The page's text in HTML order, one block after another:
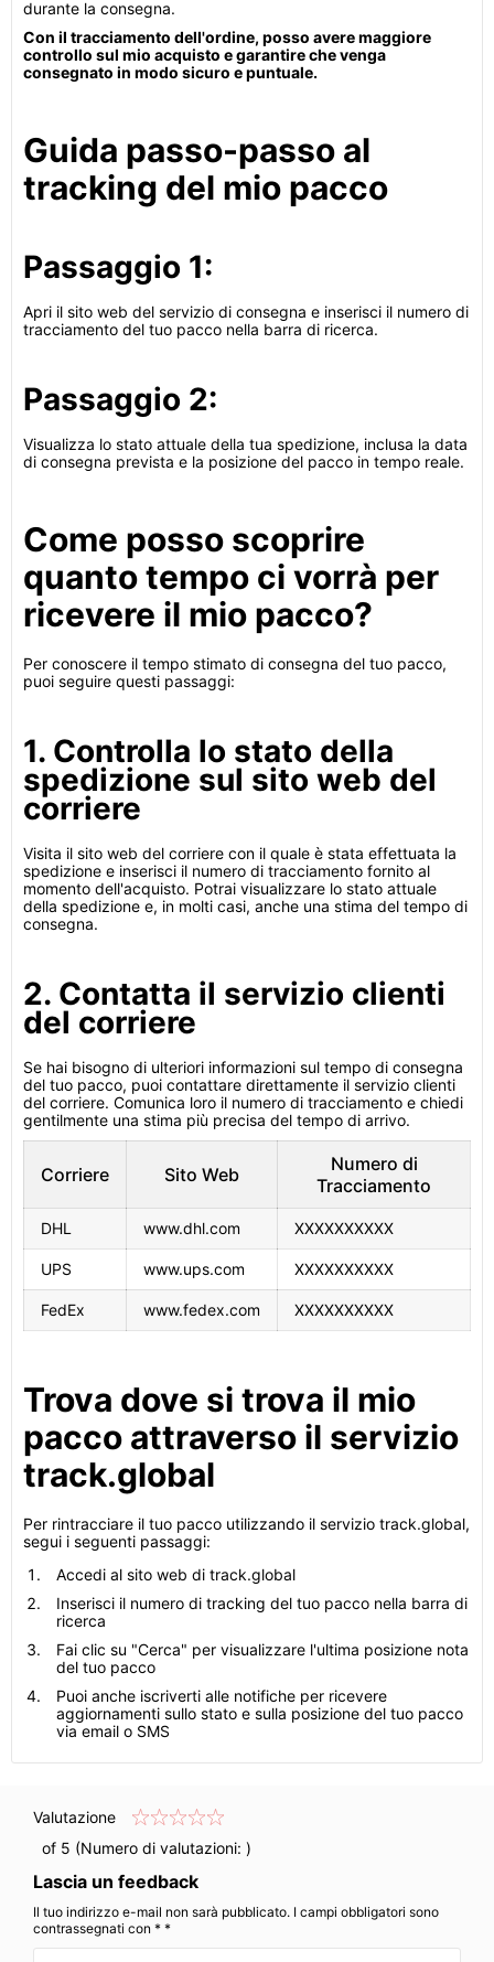
durante la consegna.
Con il tracciamento dell'ordine, posso avere maggiore
controllo sul mio acquisto e garantire che venga
consegnato in modo sicuro e puntuale.
Guida passo-passo al
tracking del mio pacco
Passaggio 1:
Apri il sito web del servizio di consegna e inserisci il numero di
tracciamento del tuo pacco nella barra di ricerca.
Passaggio 2:
Visualizza lo stato attuale della tua spedizione, inclusa la data
di consegna prevista e la posizione del pacco in tempo reale.
Come posso scoprire
quanto tempo ci vorrà per
ricevere il mio pacco?
Per conoscere il tempo stimato di consegna del tuo pacco,
puoi seguire questi passaggi:
1. Controlla lo stato della
spedizione sul sito web del
corriere
Visita il sito web del corriere con il quale è stata effettuata la
spedizione e inserisci il numero di tracciamento fornito al
momento dell'acquisto. Potrai visualizzare lo stato attuale
della spedizione e, in molti casi, anche una stima del tempo di
consegna.
2. Contatta il servizio clienti
del corriere
Se hai bisogno di ulteriori informazioni sul tempo di consegna
del tuo pacco, puoi contattare direttamente il servizio clienti
del corriere. Comunica loro il numero di tracciamento e chiedi
gentilmente una stima più precisa del tempo di arrivo.
Corriere Sito Web
Numero di
Tracciamento
DHL www.dhl.com XXXXXXXXXX
UPS www.ups.com XXXXXXXXXX
FedEx www.fedex.com XXXXXXXXXX
Trova dove si trova il mio
pacco attraverso il servizio
track.global
Per rintracciare il tuo pacco utilizzando il servizio track.global,
segui i seguenti passaggi:
Accedi al sito web di track.global
Inserisci il numero di tracking del tuo pacco nella barra di
ricerca
Fai clic su "Cerca" per visualizzare l'ultima posizione nota
del tuo pacco
Puoi anche iscriverti alle notifiche per ricevere
aggiornamenti sullo stato e sulla posizione del tuo pacco
via email o SMS
Valutazione
of 5 (Numero di valutazioni: )
Lascia un feedback
Il tuo indirizzo e-mail non sarà pubblicato. I campi obbligatori sono
contrassegnati con * *